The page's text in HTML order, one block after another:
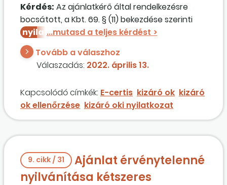
Kérdés: Az ajánlatkérő által rendelkezésre
bocsátott, a Kbt. 69. § (11) bekezdése szerinti
nyilatkozatmintán pontosan milyen tényt
vagy adatot lehet igazolni?
Tovább a válaszhoz
Válaszadás: 2022. április 13.
Kapcsolódó címkék: E-certis kizáró ok kizáró
ok ellenőrzése kizáró oki nyilatkozat
9. cikk / 31
Ajánlat érvénytelenné
nyilvánítása kétszeres